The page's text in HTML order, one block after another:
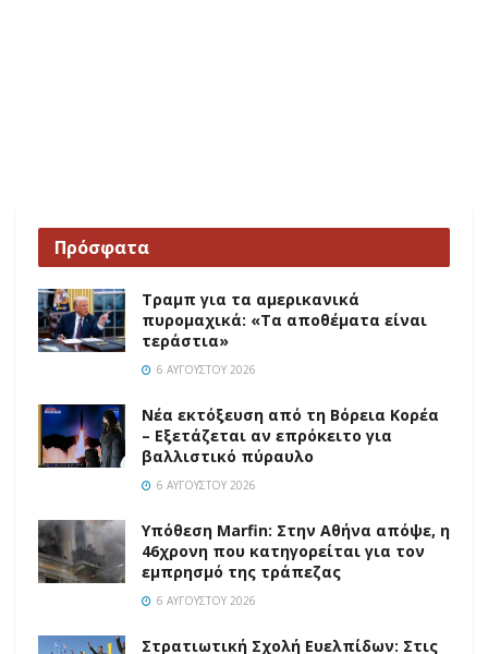
Πρόσφατα
Τραμπ για τα αμερικανικά
πυρομαχικά: «Τα αποθέματα είναι
τεράστια»
6 ΑΥΓΟΎΣΤΟΥ 2026
Νέα εκτόξευση από τη Βόρεια Κορέα
– Εξετάζεται αν επρόκειτο για
βαλλιστικό πύραυλο
6 ΑΥΓΟΎΣΤΟΥ 2026
Υπόθεση Marfin: Στην Αθήνα απόψε, η
46χρονη που κατηγορείται για τον
εμπρησμό της τράπεζας
6 ΑΥΓΟΎΣΤΟΥ 2026
Στρατιωτική Σχολή Ευελπίδων: Στις